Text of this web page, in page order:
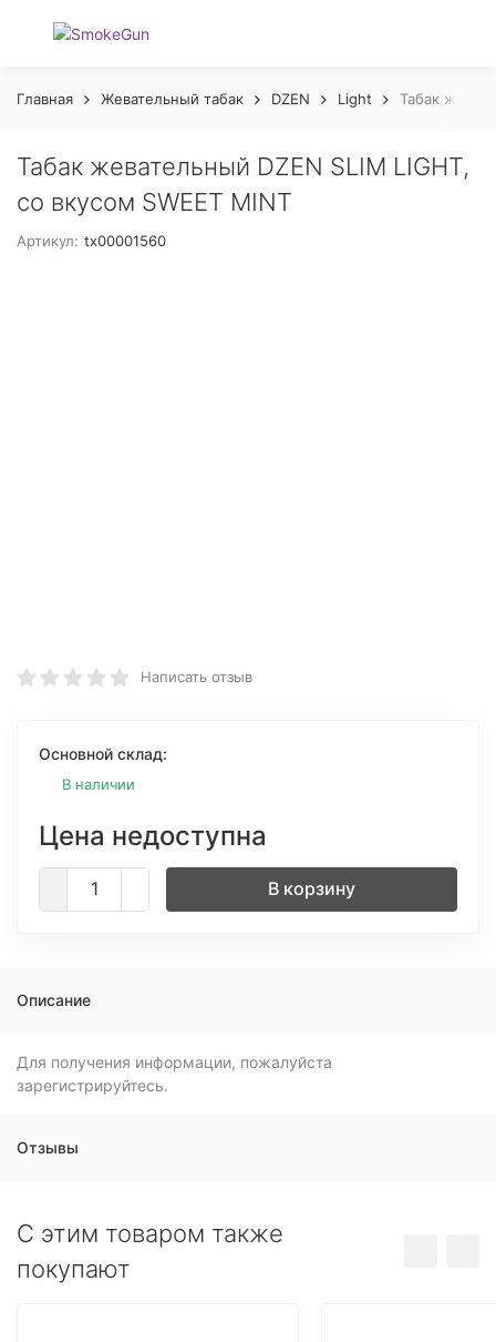
Главная Жевательный табак DZEN Light Табак
Табак жевательный DZEN SLIM LIGHT,
со вкусом SWEET MINT
Артикул: tx00001560
Написать отзыв
Основной склад:
В наличии
Цена недоступна
В корзину
Описание
Для получения информации, пожалуйста
зарегистрируйтесь.
Отзывы
C этим товаром также
покупают